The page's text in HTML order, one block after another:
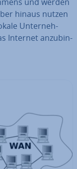
hinaus nutzen
Un­ter­neh­
Internet an­zu­bin­